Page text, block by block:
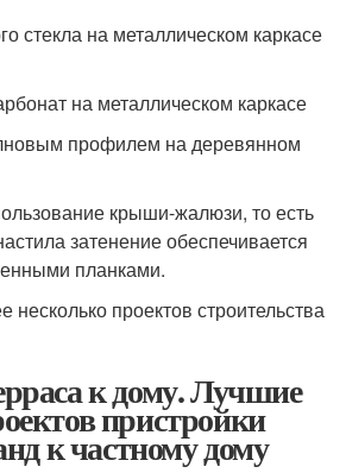
стекла на металлическом каркасе
на металлическом каркасе
профилем на деревянном
крыши-жалюзи, то есть
затенение обеспечивается
планками.
несколько проектов строительства
к дому. Лучшие
пристройки
к частному дому